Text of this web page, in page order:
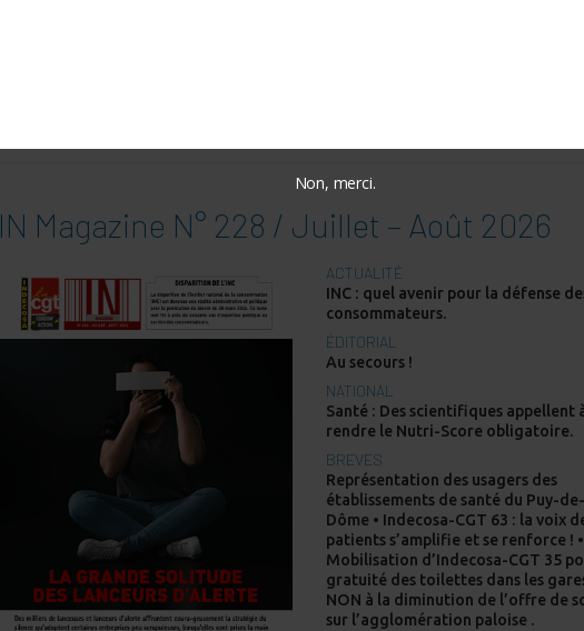
IN Magazine N° 228 / Juillet – Août 2026
ACTUALITÉ
INC : quel avenir pour la défense
consommateurs.
ÉDITORIAL
Au secours !
NATIONAL
Santé : Des scientifiques appellent
rendre le Nutri-Score obligatoire.
BREVES
Représentation des usagers des
établissements de santé du Puy-de-
Dôme • Indecosa-CGT 63 : la voix
patients s’amplifie et se renforce ! •
Mobilisation d’Indecosa-CGT 35
gratuité des toilettes dans les
NON à la diminution de l’offre de
sur l’agglomération paloise .
Non, merci.